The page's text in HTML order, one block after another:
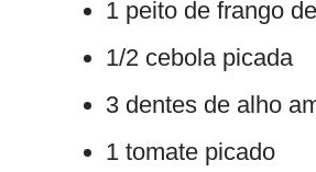
1 peito de frango
1/2 cebola picada
3 dentes de alho
1 tomate picado